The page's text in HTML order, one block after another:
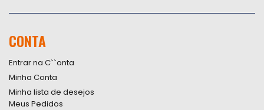
Newsletter:
CONTA
Entrar na C``onta
Minha Conta
Minha lista de desejos
Meus Pedidos